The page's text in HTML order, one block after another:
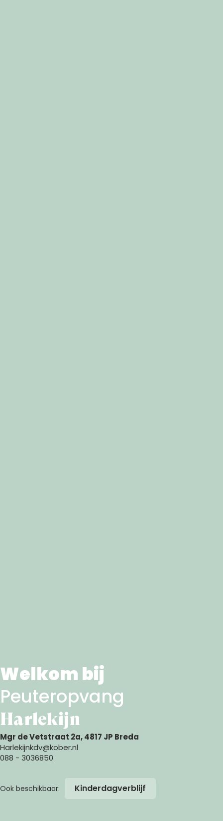
Welkom bij
Peuteropvang
Harlekijn
Mgr de Vetstraat 2a, 4817 JP Breda
Harlekijnkdv@kober.nl
088 - 3036850
Kinderdagverblijf